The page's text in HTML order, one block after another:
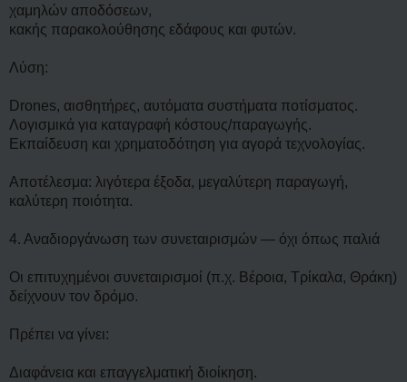
χαμηλών αποδόσεων,
κακής παρακολούθησης εδάφους και φυτών.
Λύση:
Drones, αισθητήρες, αυτόματα συστήματα ποτίσματος.
Λογισμικά για καταγραφή κόστους/παραγωγής.
Εκπαίδευση και χρηματοδότηση για αγορά τεχνολογίας.
Αποτέλεσμα: λιγότερα έξοδα, μεγαλύτερη παραγωγή,
καλύτερη ποιότητα.
4. Αναδιοργάνωση των συνεταιρισμών — όχι όπως παλιά
Οι επιτυχημένοι συνεταιρισμοί (π.χ. Βέροια, Τρίκαλα, Θράκη)
δείχνουν τον δρόμο.
Πρέπει να γίνει:
Διαφάνεια και επαγγελματική διοίκηση.